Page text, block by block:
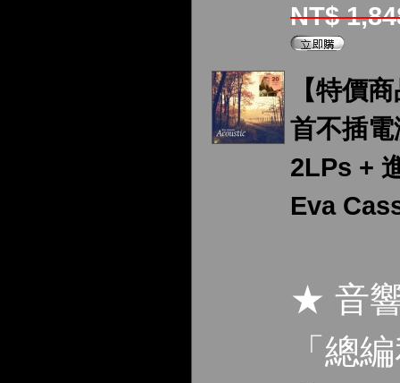
NT$
【特價
首不插
2LPs +
Eva
★ 音
「總